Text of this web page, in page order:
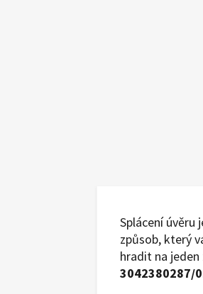
Splácení úvěru
způsob, který
hradit na jeden
3042380287/